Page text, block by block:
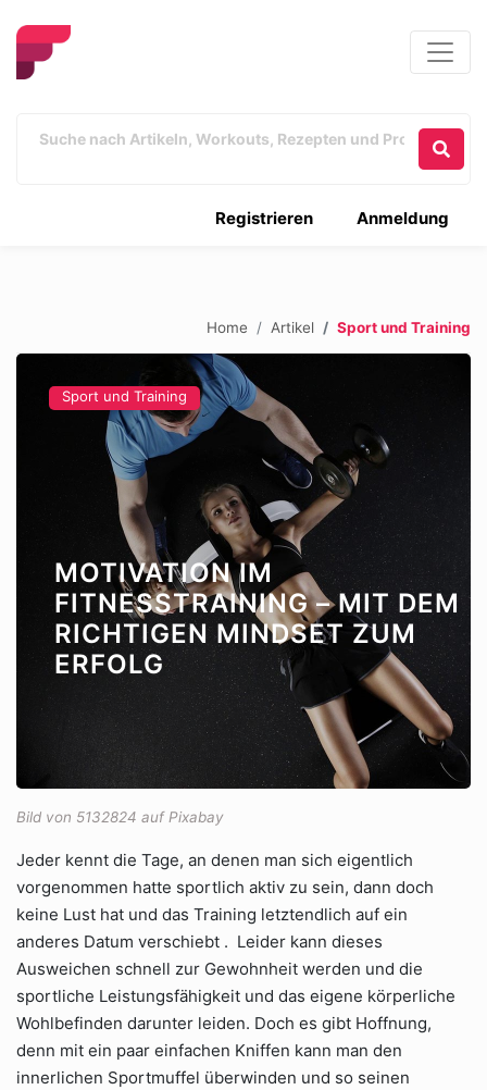
Anmeldung
Registrieren
Home Artikel Sport und Training
Sport und Training
MOTIVATION IM
FITNESSTRAINING – MIT DEM
RICHTIGEN MINDSET ZUM
ERFOLG
Bild von 5132824 auf Pixabay
Jeder kennt die Tage, an denen man sich eigentlich
vorgenommen hatte sportlich aktiv zu sein, dann doch
keine Lust hat und das Training letztendlich auf ein
anderes Datum verschiebt . Leider kann dieses
Ausweichen schnell zur Gewohnheit werden und die
sportliche Leistungsfähigkeit und das eigene körperliche
Wohlbefinden darunter leiden. Doch es gibt Hoffnung,
denn mit ein paar einfachen Kniffen kann man den
innerlichen Sportmuffel überwinden und so seinen